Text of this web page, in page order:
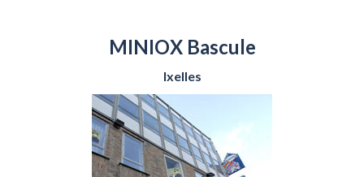
MINIOX Bascule
Ixelles